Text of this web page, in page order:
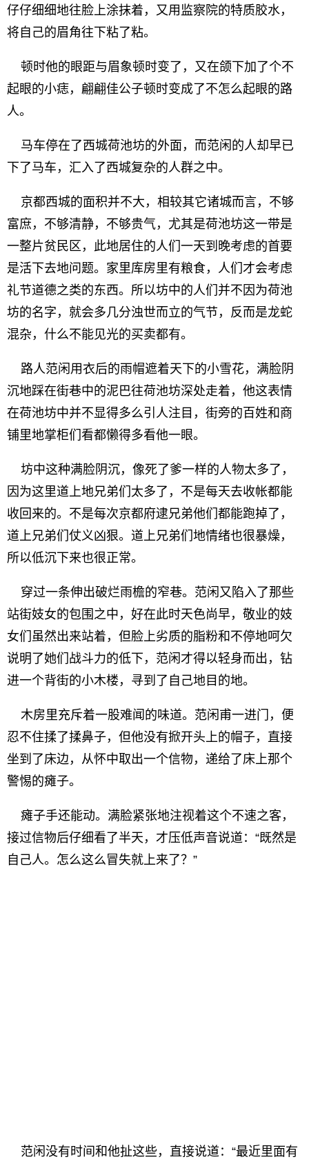
仔仔细细地往脸上涂抹着，又用监察院的特质胶水，
将自己的眉角往下粘了粘。
顿时他的眼距与眉象顿时变了，又在颌下加了个不
起眼的小痣，翩翩佳公子顿时变成了不怎么起眼的路
人。
马车停在了西城荷池坊的外面，而范闲的人却早已
下了马车，汇入了西城复杂的人群之中。
京都西城的面积并不大，相较其它诸城而言，不够
富庶，不够清静，不够贵气，尤其是荷池坊这一带是
一整片贫民区，此地居住的人们一天到晚考虑的首要
是活下去地问题。家里库房里有粮食，人们才会考虑
礼节道德之类的东西。所以坊中的人们并不因为荷池
坊的名字，就会多几分浊世而立的气节，反而是龙蛇
混杂，什么不能见光的买卖都有。
路人范闲用衣后的雨帽遮着天下的小雪花，满脸阴
沉地踩在街巷中的泥巴往荷池坊深处走着，他这表情
在荷池坊中并不显得多么引人注目，街旁的百姓和商
铺里地掌柜们看都懒得多看他一眼。
坊中这种满脸阴沉，像死了爹一样的人物太多了，
因为这里道上地兄弟们太多了，不是每天去收帐都能
收回来的。不是每次京都府逮兄弟他们都能跑掉了，
道上兄弟们仗义凶狠。道上兄弟们地情绪也很暴燥，
所以低沉下来也很正常。
穿过一条伸出破烂雨檐的窄巷。范闲又陷入了那些
站街妓女的包围之中，好在此时天色尚早，敬业的妓
女们虽然出来站着，但脸上劣质的脂粉和不停地呵欠
说明了她们战斗力的低下，范闲才得以轻身而出，钻
进一个背街的小木楼，寻到了自己地目的地。
木房里充斥着一股难闻的味道。范闲甫一进门，便
忍不住揉了揉鼻子，但他没有掀开头上的帽子，直接
坐到了床边，从怀中取出一个信物，递给了床上那个
警惕的瘫子。
瘫子手还能动。满脸紧张地注视着这个不速之客，
接过信物后仔细看了半天，才压低声音说道：“既然是
自己人。怎么这么冒失就上来了？”
范闲没有时间和他扯这些，直接说道：“最近里面有